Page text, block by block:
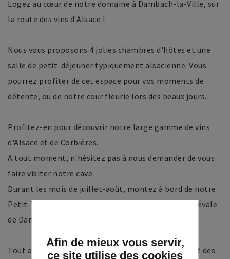
Logez au cœur de notre domaine à Dambach-la-Ville, sur
la route des vins d'Alsace !
Nous vous proposons 4 jolies chambres d'hôtes et une
salle de petit-déjeuner typiquement alsacienne. Vous
pourrez profiter de cet espace pour vos moments de
détente, ou de notre cour fleurie lors des beaux jours.
Profitez-en pour découvrir notre large gamme de vins
d'Alsace et de Corbières.
A tout moment, n'hésitez pas à nous demander de vous
faire visiter notre cave.
Durant les mois de juillet-août, montez à bord de notre
Petit-Train du Vigneron pour découvrir la cité médiévale
de Dambach-la-Ville et de son vignoble.
Tout au long de l'année nous proposons également des
Afin de mieux vous servir,
ce site utilise des cookies